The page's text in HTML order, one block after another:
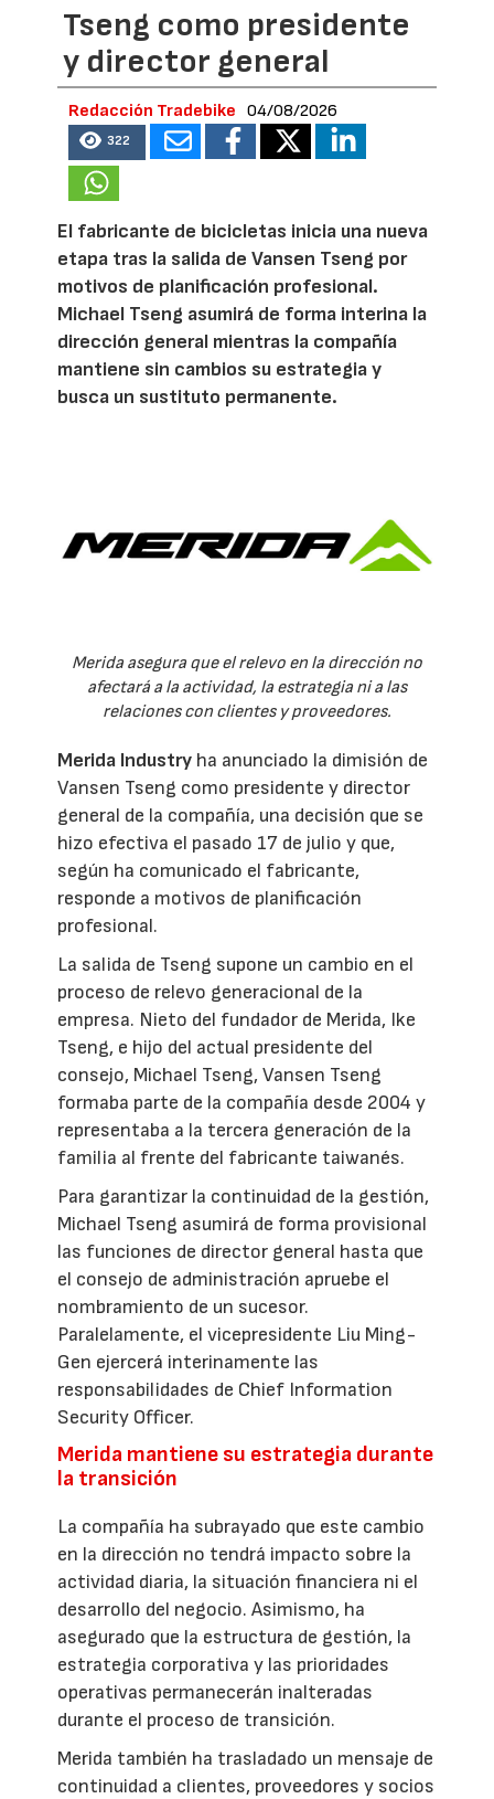
Tseng como presidente
y director general
Redacción Tradebike 04/08/2026
322
El fabricante de bicicletas inicia una nueva
etapa tras la salida de Vansen Tseng por
motivos de planificación profesional.
Michael Tseng asumirá de forma interina la
dirección general mientras la compañía
mantiene sin cambios su estrategia y
busca un sustituto permanente.
Merida asegura que el relevo en la dirección no
afectará a la actividad, la estrategia ni a las
relaciones con clientes y proveedores.
Merida Industry ha anunciado la dimisión de
Vansen Tseng como presidente y director
general de la compañía, una decisión que se
hizo efectiva el pasado 17 de julio y que,
según ha comunicado el fabricante,
responde a motivos de planificación
profesional.
La salida de Tseng supone un cambio en el
proceso de relevo generacional de la
empresa. Nieto del fundador de Merida, Ike
Tseng, e hijo del actual presidente del
consejo, Michael Tseng, Vansen Tseng
formaba parte de la compañía desde 2004 y
representaba a la tercera generación de la
familia al frente del fabricante taiwanés.
Para garantizar la continuidad de la gestión,
Michael Tseng asumirá de forma provisional
las funciones de director general hasta que
el consejo de administración apruebe el
nombramiento de un sucesor.
Paralelamente, el vicepresidente Liu Ming-
Gen ejercerá interinamente las
responsabilidades de Chief Information
Security Officer.
Merida mantiene su estrategia durante
la transición
La compañía ha subrayado que este cambio
en la dirección no tendrá impacto sobre la
actividad diaria, la situación financiera ni el
desarrollo del negocio. Asimismo, ha
asegurado que la estructura de gestión, la
estrategia corporativa y las prioridades
operativas permanecerán inalteradas
durante el proceso de transición.
Merida también ha trasladado un mensaje de
continuidad a clientes, proveedores y socios